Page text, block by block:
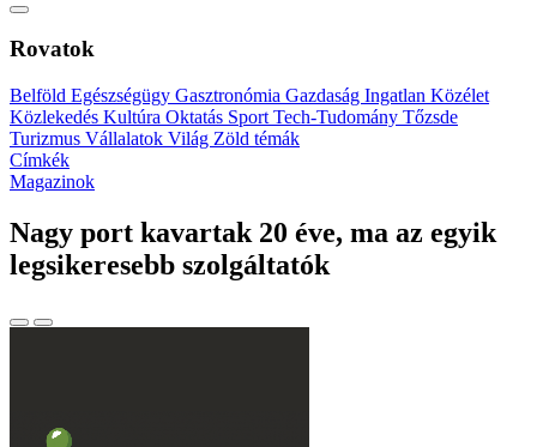
Rovatok
Belföld Egészségügy Gasztronómia Gazdaság Ingatlan Közélet
Közlekedés Kultúra Oktatás Sport Tech-Tudomány Tőzsde
Turizmus Vállalatok Világ Zöld témák
Címkék
Magazinok
Nagy port kavartak 20 éve, ma az egyik
legsikeresebb szolgáltatók